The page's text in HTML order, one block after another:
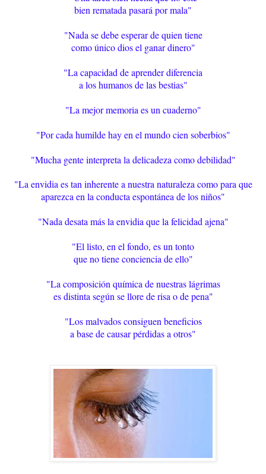
bien rematada pasará por mala"
"Nada se debe esperar de quien tiene
como único dios el ganar dinero"
"La capacidad de aprender diferencia
a los humanos de las bestias"
"La mejor memoria es un cuaderno"
"Por cada humilde hay en el mundo cien soberbios"
"Mucha gente interpreta la delicadeza como debilidad"
"La envidia es tan inherente a nuestra naturaleza como para que
aparezca en la conducta espontánea de los niños"
"Nada desata más la envidia que la felicidad ajena"
"El listo, en el fondo, es un tonto
que no tiene conciencia de ello"
"La composición química de nuestras lágrimas
es distinta según se llore de risa o de pena"
"Los malvados consiguen beneficios
a base de causar pérdidas a otros"